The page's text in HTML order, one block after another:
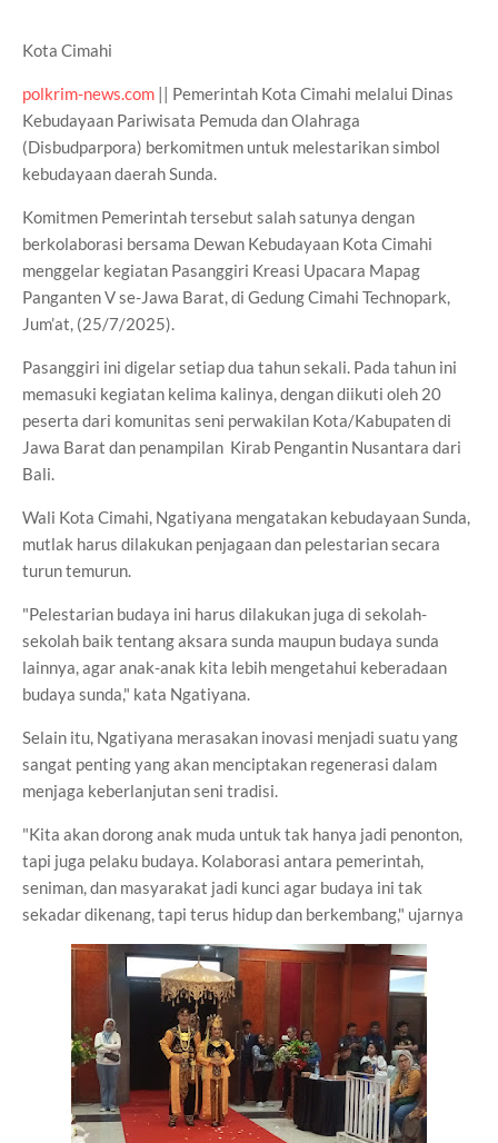
Kota Cimahi
polkrim-news.com || Pemerintah Kota Cimahi melalui Dinas
Kebudayaan Pariwisata Pemuda dan Olahraga
(Disbudparpora) berkomitmen untuk melestarikan simbol
kebudayaan daerah Sunda.
Komitmen Pemerintah tersebut salah satunya dengan
berkolaborasi bersama Dewan Kebudayaan Kota Cimahi
menggelar kegiatan Pasanggiri Kreasi Upacara Mapag
Panganten V se-Jawa Barat, di Gedung Cimahi Technopark,
Jum’at, (25/7/2025).
Pasanggiri ini digelar setiap dua tahun sekali. Pada tahun ini
memasuki kegiatan kelima kalinya, dengan diikuti oleh 20
peserta dari komunitas seni perwakilan Kota/Kabupaten di
Jawa Barat dan penampilan Kirab Pengantin Nusantara dari
Bali.
Wali Kota Cimahi, Ngatiyana mengatakan kebudayaan Sunda,
mutlak harus dilakukan penjagaan dan pelestarian secara
turun temurun.
"Pelestarian budaya ini harus dilakukan juga di sekolah-
sekolah baik tentang aksara sunda maupun budaya sunda
lainnya, agar anak-anak kita lebih mengetahui keberadaan
budaya sunda," kata Ngatiyana.
Selain itu, Ngatiyana merasakan inovasi menjadi suatu yang
sangat penting yang akan menciptakan regenerasi dalam
menjaga keberlanjutan seni tradisi.
"Kita akan dorong anak muda untuk tak hanya jadi penonton,
tapi juga pelaku budaya. Kolaborasi antara pemerintah,
seniman, dan masyarakat jadi kunci agar budaya ini tak
sekadar dikenang, tapi terus hidup dan berkembang," ujarnya